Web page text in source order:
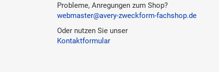
Probleme, Anregungen zum Shop?
webmaster@avery-zweckform-fachshop.de
Oder nutzen Sie unser
Kontaktformular